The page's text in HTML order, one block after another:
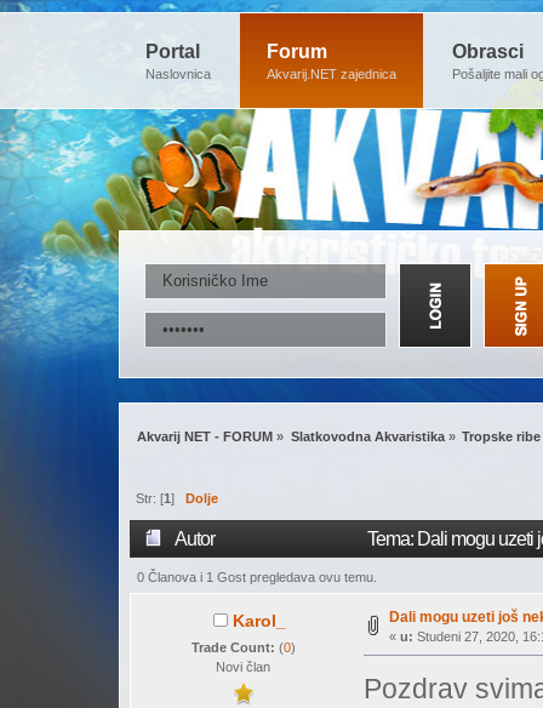
Portal
Naslovnica
Forum
Akvarij.NET zajednica
Obrasci
Pošaljite mali
Akvarij NET - FORUM » Slatkovodna Akvaristika» Tropske ribe
Str: [1] Dolje
Autor Tema: Dali mogu uzeti
0 Članova i 1 Gost pregledava ovu temu.
Karol_
Trade Count: (0)
Novi član
Dali mogu uzeti još
« u: Studeni 27, 2020,
Pozdrav